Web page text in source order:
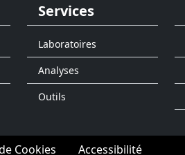
Services
Laboratoires
Analyses
Outils
Cookies Accessibilité